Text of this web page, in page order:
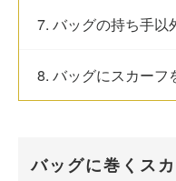
7. バッグの持ち手以
8. バッグにスカーフ
バッグに巻くス